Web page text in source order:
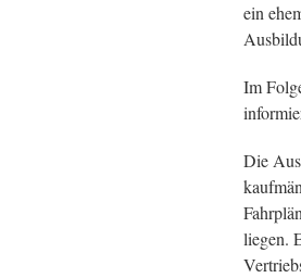
ein
Im
Die
liegen.